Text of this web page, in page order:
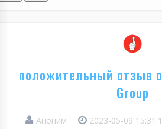
положительный отзыв
Group
Аноним 2023-05-09